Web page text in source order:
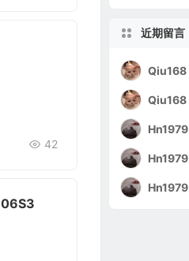
42
近期留言
Qiu168
Qiu168
Hn1979
Hn1979
Hn1979